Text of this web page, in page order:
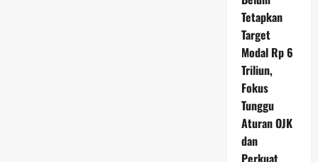
Tetapkan
Target
Modal Rp 6
Triliun,
Fokus
Tunggu
Aturan OJK
dan
Perkuat